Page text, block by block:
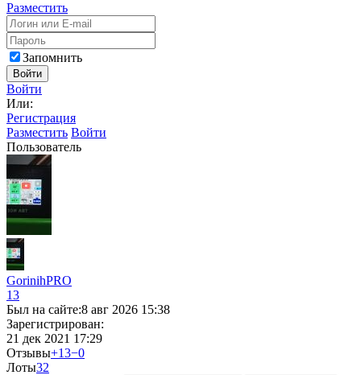
Разместить
Запомнить
Войти
Войти
Или:
Регистрация
Разместить Войти
Пользователь
GorinihPRO
13
Был на сайте:8 авг 2026 15:38
Зарегистрирован:
21 дек 2021 17:29
Отзывы+13−0
Лоты32